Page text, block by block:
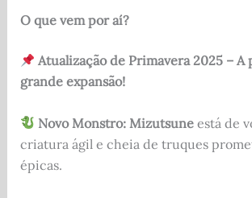
O que vem por aí?
Atualização de Primavera 2025 – A
grande expansão!
Novo Monstro: Mizutsuneestá de
criatura ágil e cheia de truques
épicas.